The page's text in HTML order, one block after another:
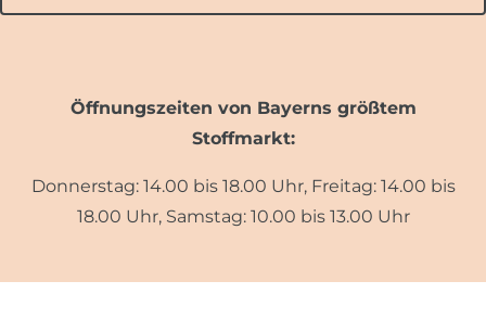
Öffnungszeiten von Bayerns größtem
Stoffmarkt:
Donnerstag: 14.00 bis 18.00 Uhr, Freitag: 14.00 bis
18.00 Uhr, Samstag: 10.00 bis 13.00 Uhr